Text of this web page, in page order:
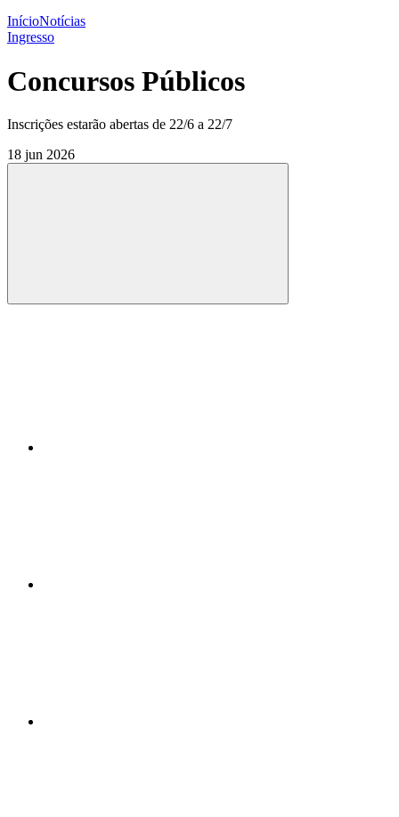
InícioNotícias
Ingresso
Concursos Públicos
Inscrições estarão abertas de 22/6 a 22/7
18 jun 2026
Compartilhar